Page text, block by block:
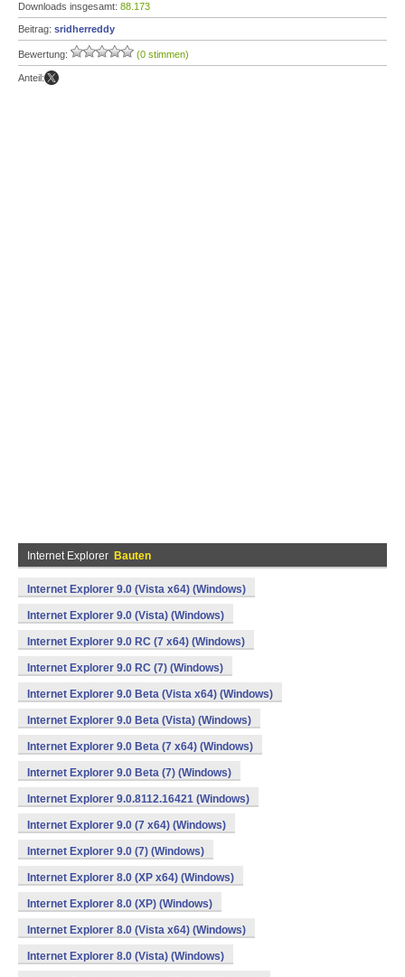
Downloads insgesamt: 88.173
Beitrag: sridherreddy
Bewertung: (0 stimmen)
Anteil:
Internet Explorer Bauten
Internet Explorer 9.0 (Vista x64) (Windows)
Internet Explorer 9.0 (Vista) (Windows)
Internet Explorer 9.0 RC (7 x64) (Windows)
Internet Explorer 9.0 RC (7) (Windows)
Internet Explorer 9.0 Beta (Vista x64) (Windows)
Internet Explorer 9.0 Beta (Vista) (Windows)
Internet Explorer 9.0 Beta (7 x64) (Windows)
Internet Explorer 9.0 Beta (7) (Windows)
Internet Explorer 9.0.8112.16421 (Windows)
Internet Explorer 9.0 (7 x64) (Windows)
Internet Explorer 9.0 (7) (Windows)
Internet Explorer 8.0 (XP x64) (Windows)
Internet Explorer 8.0 (XP) (Windows)
Internet Explorer 8.0 (Vista x64) (Windows)
Internet Explorer 8.0 (Vista) (Windows)